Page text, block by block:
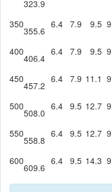
323.9
350
355.6
6.4 7.9 9.5
400
406.4
6.4 7.9 9.5
450
457.2
6.4 7.9 11.1
500
508.0
6.4 9.5 12.7
550
558.8
6.4 9.5 12.7
600
609.6
6.4 9.5 14.3